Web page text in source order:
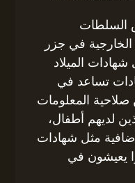
السلطات
في جزر
الميلاد
تساعد في
صلاحية المعلومات
لديهم أطفال،
مثل شهادات
يعيشون في